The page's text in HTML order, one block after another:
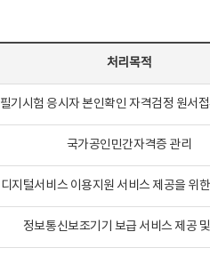
처리목적
필기시험 응시자 본인확인 자격검정 원서
국가공인민간자격증 관리
디지털서비스 이용지원 서비스 제공을 위
정보통신보조기기 보급 서비스 제공 및